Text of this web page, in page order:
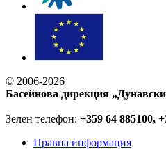
© 2006-2026
Басейнова дирекция
Зелен телефон: +359 64 885100,
Правна информация